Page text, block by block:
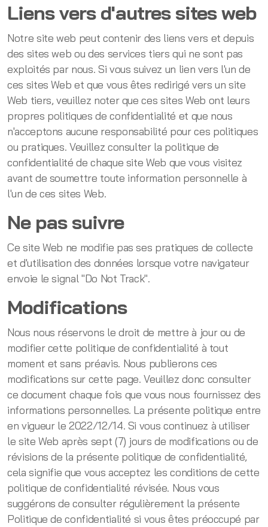
Liens vers d'autres sites web
Notre site web peut contenir des liens vers et depuis
des sites web ou des services tiers qui ne sont pas
exploités par nous. Si vous suivez un lien vers l'un de
ces sites Web et que vous êtes redirigé vers un site
Web tiers, veuillez noter que ces sites Web ont leurs
propres politiques de confidentialité et que nous
n'acceptons aucune responsabilité pour ces politiques
ou pratiques. Veuillez consulter la politique de
confidentialité de chaque site Web que vous visitez
avant de soumettre toute information personnelle à
l'un de ces sites Web.
Ne pas suivre
Ce site Web ne modifie pas ses pratiques de collecte
et d'utilisation des données lorsque votre navigateur
envoie le signal "Do Not Track".
Modifications
Nous nous réservons le droit de mettre à jour ou de
modifier cette politique de confidentialité à tout
moment et sans préavis. Nous publierons ces
modifications sur cette page. Veuillez donc consulter
ce document chaque fois que vous nous fournissez des
informations personnelles. La présente politique entre
en vigueur le 2022/12/14. Si vous continuez à utiliser
le site Web après sept (7) jours de modifications ou de
révisions de la présente politique de confidentialité,
cela signifie que vous acceptez les conditions de cette
politique de confidentialité révisée. Nous vous
suggérons de consulter régulièrement la présente
Politique de confidentialité si vous êtes préoccupé par